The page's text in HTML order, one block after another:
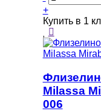
+
Купить в 1
Milassa
006